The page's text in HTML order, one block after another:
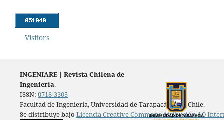
Visitors
INGENIARE | Revista Chilena de
Ingeniería.
ISSN: 0718-3305
Facultad de Ingeniería, Universidad de Tarapacá, Arica-Chile.
Se distribuye bajo Licencia Creative Commons Atribución 4.0